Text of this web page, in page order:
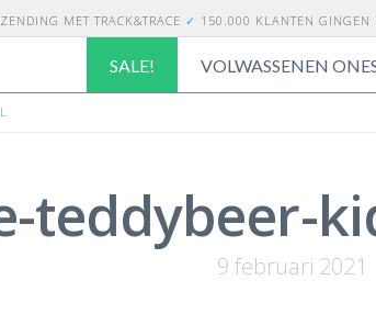
MET TRACK&TRACE ✓ 150.000 KLANTEN GINGEN
SALE! VOLWASSENEN
teddybeer-
9 februari 2021